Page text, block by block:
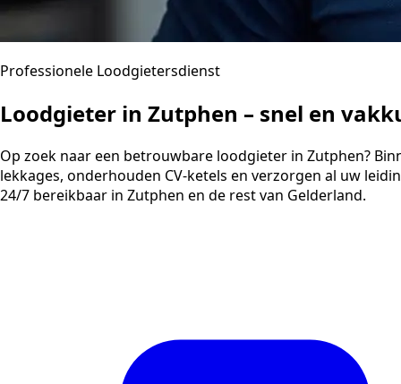
Professionele Loodgietersdienst
Loodgieter in Zutphen – snel en
Op zoek naar een betrouwbare loodgieter in Zutphen?
lekkages, onderhouden CV-ketels en verzorgen al uw
24/7 bereikbaar in Zutphen en de rest van Gelderland.